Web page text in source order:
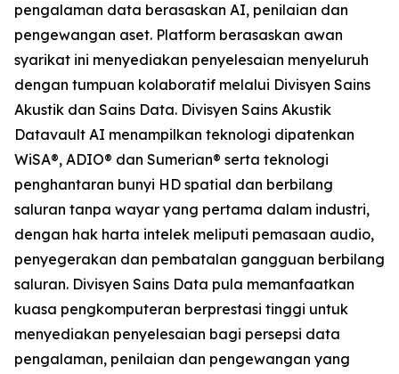
pengalaman data berasaskan AI, penilaian dan
pengewangan aset. Platform berasaskan awan
syarikat ini menyediakan penyelesaian menyeluruh
dengan tumpuan kolaboratif melalui Divisyen Sains
Akustik dan Sains Data. Divisyen Sains Akustik
Datavault AI menampilkan teknologi dipatenkan
WiSA®, ADIO® dan Sumerian® serta teknologi
penghantaran bunyi HD spatial dan berbilang
saluran tanpa wayar yang pertama dalam industri,
dengan hak harta intelek meliputi pemasaan audio,
penyegerakan dan pembatalan gangguan berbilang
saluran. Divisyen Sains Data pula memanfaatkan
kuasa pengkomputeran berprestasi tinggi untuk
menyediakan penyelesaian bagi persepsi data
pengalaman, penilaian dan pengewangan yang